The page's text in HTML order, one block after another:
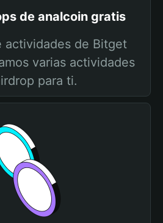
de analcoin gratis
actividades de Bitget
varias actividades
para ti.